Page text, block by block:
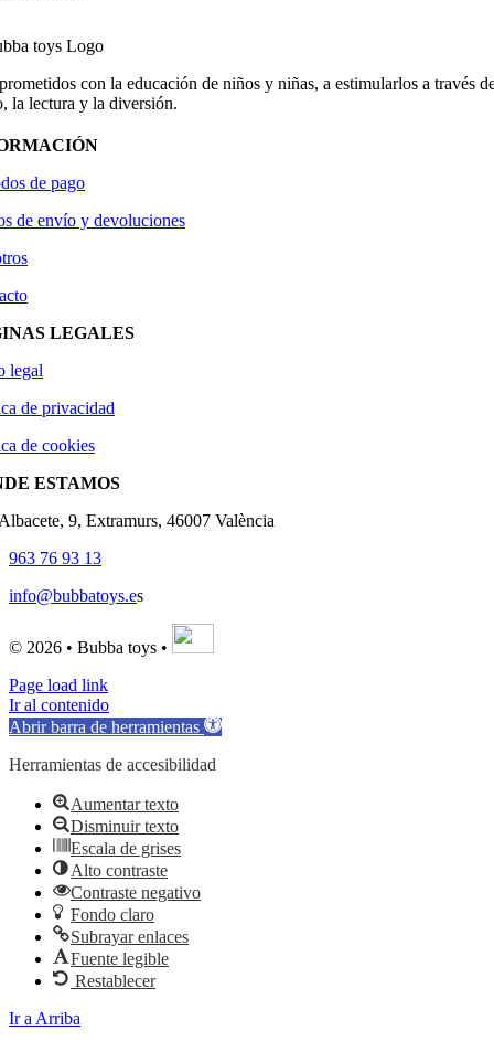
con la educación de niños y niñas, a estimularlos a través
la lectura y la diversión.
de pago
de envío y devoluciones
LEGALES
legal
de privacidad
de cookies
ESTAMOS
9, Extramurs, 46007 València
963 76 93 13
info@bubbatoys.es
© 2026 • Bubba toys •
Page load link
Ir al contenido
Abrir barra de herramientas
Herramientas de accesibilidad
Aumentar texto
Disminuir texto
Escala de grises
Alto contraste
Contraste negativo
Fondo claro
Subrayar enlaces
Fuente legible
Restablecer
Ir a Arriba